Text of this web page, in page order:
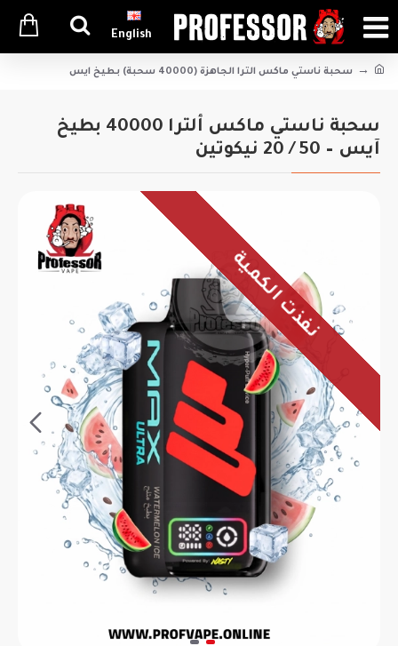
English
سحبة ناستي ماكس الترا الجاهزة (40000 سحبة) بطيخ ايس
سحبة ناستي ماكس ألترا 40000 بطيخ
آيس – 50 / 20 نيكوتين
نفذت الكمية